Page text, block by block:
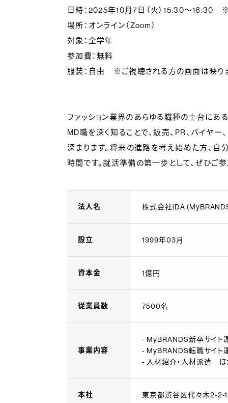
日時：2025年10月7日（火）15:30～16:30
場所：オンライン（Zoom）
対象：全学年
参加費：無料
服装：自由 ※ご視聴される方の画面は映り
ファッション業界のあらゆる職種の土台にある
MD職を深く知ることで、販売、PR、バイヤ
深まります。将来の進路を考え始めた方、自
時間です。就活準備の第一歩として、ぜひご参
法人名 株式会社iDA（
設立 1999年03月
資本金 1億円
従業員数 7500名
事業内容
- MyBRANDS新卒サイト
- MyBRANDS転職サイト
- 人材紹介・人材派遣 ほ
本社 東京都渋谷区代々木2-2-